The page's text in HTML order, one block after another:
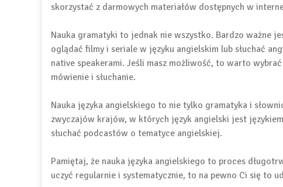
skorzystać z darmowych materiałów dostępnych w
Nauka gramatyki to jednak nie wszystko. Bardzo ważne
oglądać filmy i seriale w języku angielskim lub słuchać
native speakerami. Jeśli masz możliwość, to warto
mówienie i słuchanie.
Nauka języka angielskiego to nie tylko gramatyka i
zwyczajów krajów, w których język angielski jest
słuchać podcastów o tematyce angielskiej.
Pamiętaj, że nauka języka angielskiego to proces
uczyć regularnie i systematycznie, to na pewno Ci się to